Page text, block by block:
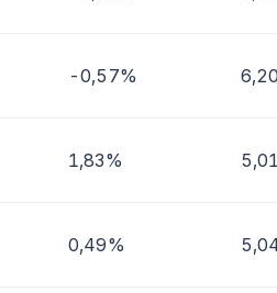
-0,57%
1,83%
0,49%